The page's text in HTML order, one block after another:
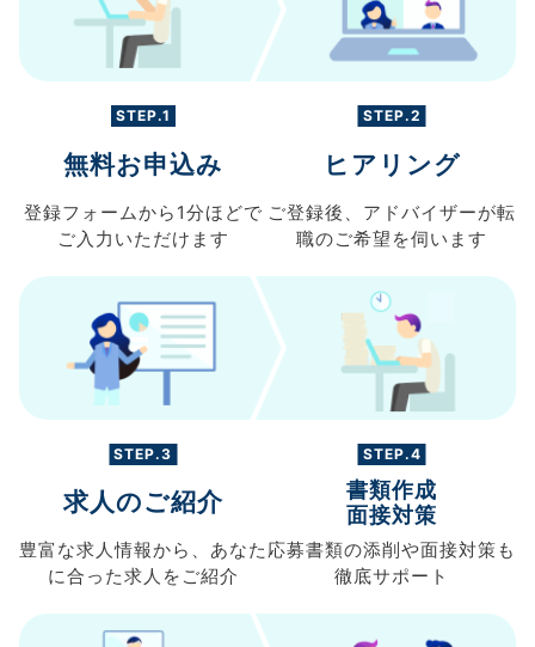
STEP.1
無料お申込み
登録フォームから 1分ほどで
ご入力 いただけます
STEP.2
ヒアリング
ご登録後、 アドバイザーが転
職のご希望を伺います
STEP.3
求人のご紹介
豊富な求人情報から、 あなた
に合った求人を ご紹介
STEP.4
書類作成
面接対策
応募書類の添削や面接対策も
徹底サポート